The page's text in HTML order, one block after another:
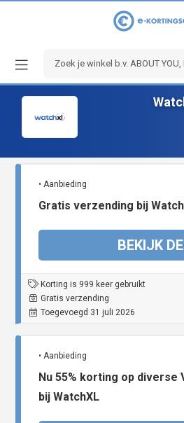
• Aanbieding
Gratis verzending bij
BEKIJK
Korting is 999 keer gebruikt
Gratis verzending
Toegevoegd 31 juli 2026
• Aanbieding
Nu 55% korting op
bij WatchXL